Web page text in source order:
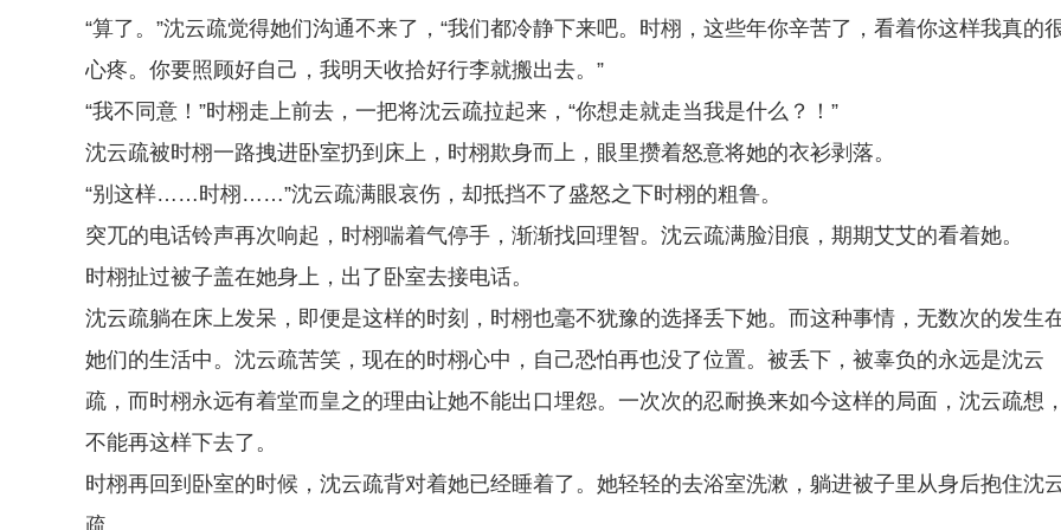
“算了。”沈云疏觉得她们沟通不来了，“我们都冷静下来吧。时栩，这些年你辛苦了，看着你这样我真的
心疼。你要照顾好自己，我明天收拾好行李就搬出去。”
“我不同意！”时栩走上前去，一把将沈云疏拉起来，“你想走就走当我是什么？！”
沈云疏被时栩一路拽进卧室扔到床上，时栩欺身而上，眼里攒着怒意将她的衣衫剥落。
“别这样……时栩……”沈云疏满眼哀伤，却抵挡不了盛怒之下时栩的粗鲁。
突兀的电话铃声再次响起，时栩喘着气停手，渐渐找回理智。沈云疏满脸泪痕，期期艾艾的看着她。
时栩扯过被子盖在她身上，出了卧室去接电话。
沈云疏躺在床上发呆，即便是这样的时刻，时栩也毫不犹豫的选择丢下她。而这种事情，无数次的发生
她们的生活中。沈云疏苦笑，现在的时栩心中，自己恐怕再也没了位置。被丢下，被辜负的永远是沈云
疏，而时栩永远有着堂而皇之的理由让她不能出口埋怨。一次次的忍耐换来如今这样的局面，沈云疏想，
不能再这样下去了。
时栩再回到卧室的时候，沈云疏背对着她已经睡着了。她轻轻的去浴室洗漱，躺进被子里从身后抱住沈
疏。